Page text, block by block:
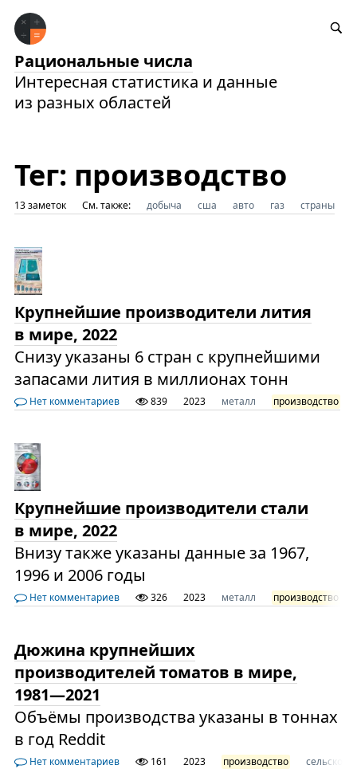
Рациональные числа
Интересная статистика и данные
из разных областей
Тег: производство
13 заметок См. также: добыча сша авто газ страны
Крупнейшие производители лития
в мире, 2022
Снизу указаны 6 стран с крупнейшими
запасами лития в миллионах тонн
Нет комментариев 839 2023 металл производство
Крупнейшие производители стали
в мире, 2022
Внизу также указаны данные за 1967,
1996 и 2006 годы
Нет комментариев 326 2023 металл производство
Дюжина крупнейших
производителей томатов в мире,
1981—2021
Объёмы производства указаны в тоннах
в год Reddit
Нет комментариев 161 2023 производство сельское